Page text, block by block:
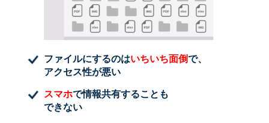
ファイルにするのはいちいち面倒で、
アクセス性が悪い
スマホで情報共有することも
できない